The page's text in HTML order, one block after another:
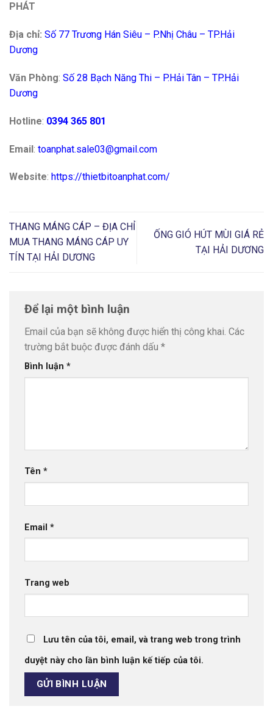
PHÁT
Địa chỉ: Số 77 Trương Hán Siêu – P.Nhị Châu – TP.Hải
Dương
Văn Phòng: Số 28 Bạch Năng Thi – P.Hải Tân – TP.Hải
Dương
Hotline: 0394 365 801
Email: toanphat.sale03@gmail.com
Website: https://thietbitoanphat.com/
THANG MÁNG CÁP – ĐỊA CHỈ
MUA THANG MÁNG CÁP UY
TÍN TẠI HẢI DƯƠNG
ỐNG GIÓ HÚT MÙI GIÁ RẺ
TẠI HẢI DƯƠNG
Để lại một bình luận
Email của bạn sẽ không được hiển thị công khai. Các
trường bắt buộc được đánh dấu *
Bình luận *
Tên *
Email *
Trang web
Lưu tên của tôi, email, và trang web trong trình
duyệt này cho lần bình luận kế tiếp của tôi.